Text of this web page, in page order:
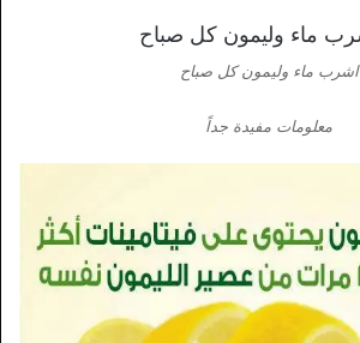
اشرب ماء وليمون كل صباح
معلومات مفيدة جداً